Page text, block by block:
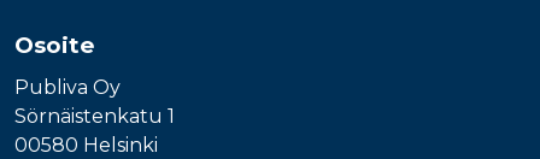
Osoite
Publiva Oy
Sörnäistenkatu 1
00580 Helsinki